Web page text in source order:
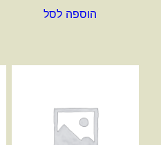
הוספה לסל